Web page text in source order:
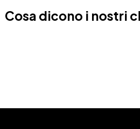
Cosa dicono i nostri